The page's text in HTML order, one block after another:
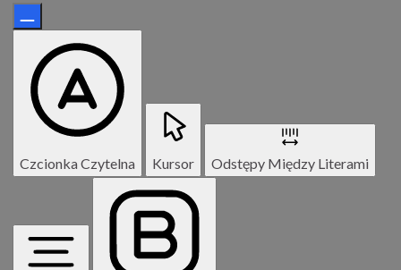
Czcionka Czytelna Kursor Odstępy Między Literami